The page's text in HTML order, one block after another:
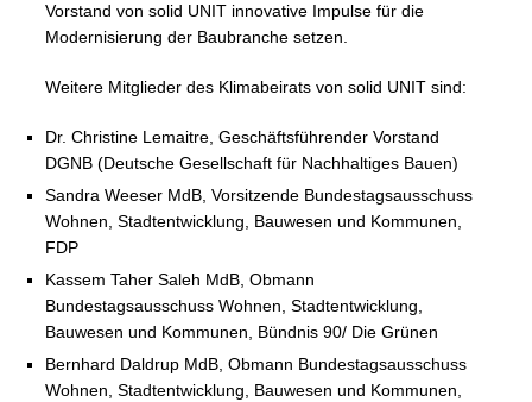
Vorstand von solid UNIT innovative Impulse für die
Modernisierung der Baubranche setzen.
Weitere Mitglieder des Klimabeirats von solid UNIT sind:
Dr. Christine Lemaitre, Geschäftsführender Vorstand
DGNB (Deutsche Gesellschaft für Nachhaltiges Bauen)
Sandra Weeser MdB, Vorsitzende Bundestagsausschuss
Wohnen, Stadtentwicklung, Bauwesen und Kommunen,
FDP
Kassem Taher Saleh MdB, Obmann
Bundestagsausschuss Wohnen, Stadtentwicklung,
Bauwesen und Kommunen, Bündnis 90/ Die Grünen
Bernhard Daldrup MdB, Obmann Bundestagsausschuss
Wohnen, Stadtentwicklung, Bauwesen und Kommunen,